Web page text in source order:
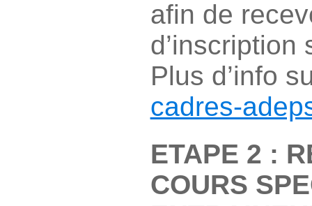
afin de
d’inscription
Plus d’info
cadres-
ETAPE 2 :
COURS